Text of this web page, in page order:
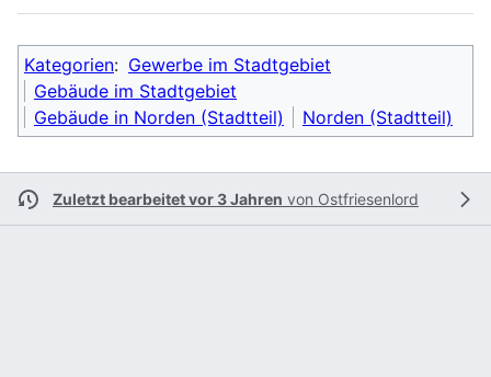
Kategorien: Gewerbe im Stadtgebiet
Gebäude im Stadtgebiet
Gebäude in Norden (Stadtteil)
Norden (Stadtteil)
Zuletzt bearbeitet vor 3 Jahren von Ostfriesenlord